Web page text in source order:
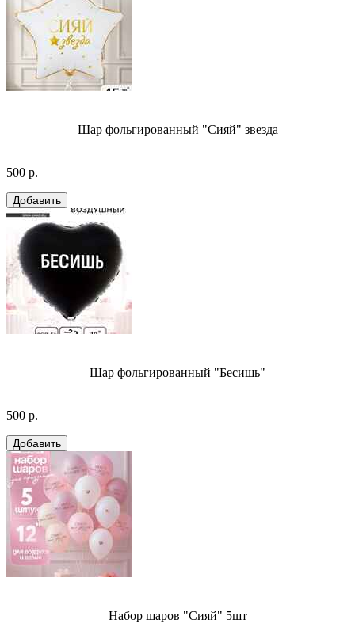
Шар фольгированный "Сияй" звезда
500 р.
Шар фольгированный "Бесишь"
500 р.
Набор шаров "Сияй" 5шт